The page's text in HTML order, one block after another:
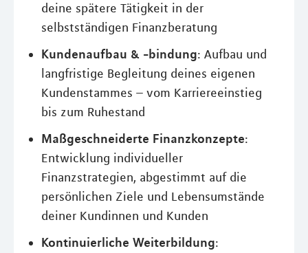
deine spätere Tätigkeit in der
selbstständigen Finanzberatung
Kundenaufbau & -bindung: Aufbau und
langfristige Begleitung deines eigenen
Kundenstammes – vom Karriereeinstieg
bis zum Ruhestand
Maßgeschneiderte Finanzkonzepte:
Entwicklung individueller
Finanzstrategien, abgestimmt auf die
persönlichen Ziele und Lebensumstände
deiner Kundinnen und Kunden
Kontinuierliche Weiterbildung: